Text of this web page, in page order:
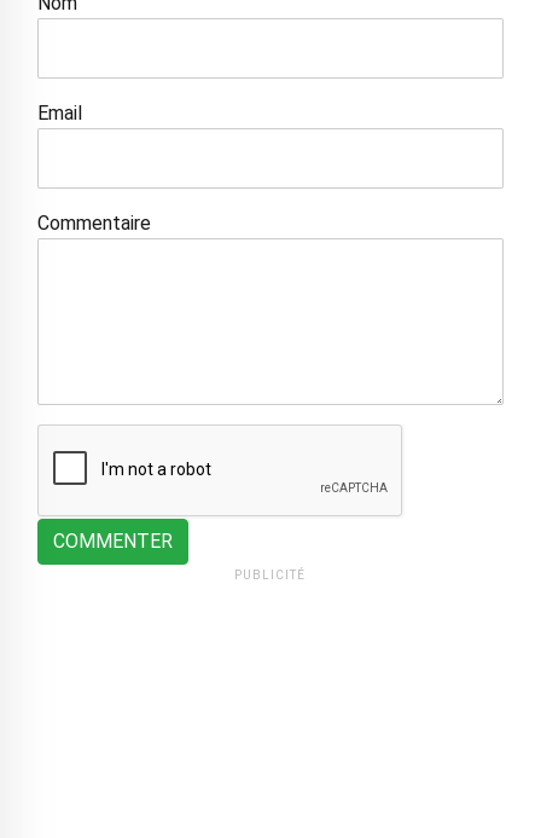
Email
Commentaire
COMMENTER
PUBLICITÉ